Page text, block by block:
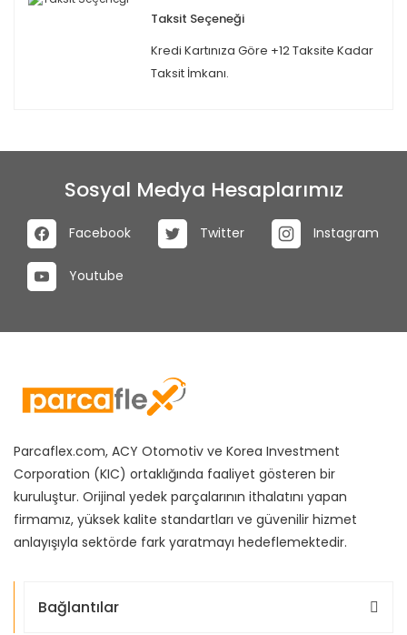
Taksit Seçeneği
Kredi Kartınıza Göre +12 Taksite Kadar
Taksit İmkanı.
Sosyal Medya Hesaplarımız
Facebook Twitter Instagram
Youtube
Parcaflex.com, ACY Otomotiv ve Korea Investment
Corporation (KIC) ortaklığında faaliyet gösteren bir
kuruluştur. Orijinal yedek parçalarının ithalatını yapan
firmamız, yüksek kalite standartları ve güvenilir hizmet
anlayışıyla sektörde fark yaratmayı hedeflemektedir.
Bağlantılar